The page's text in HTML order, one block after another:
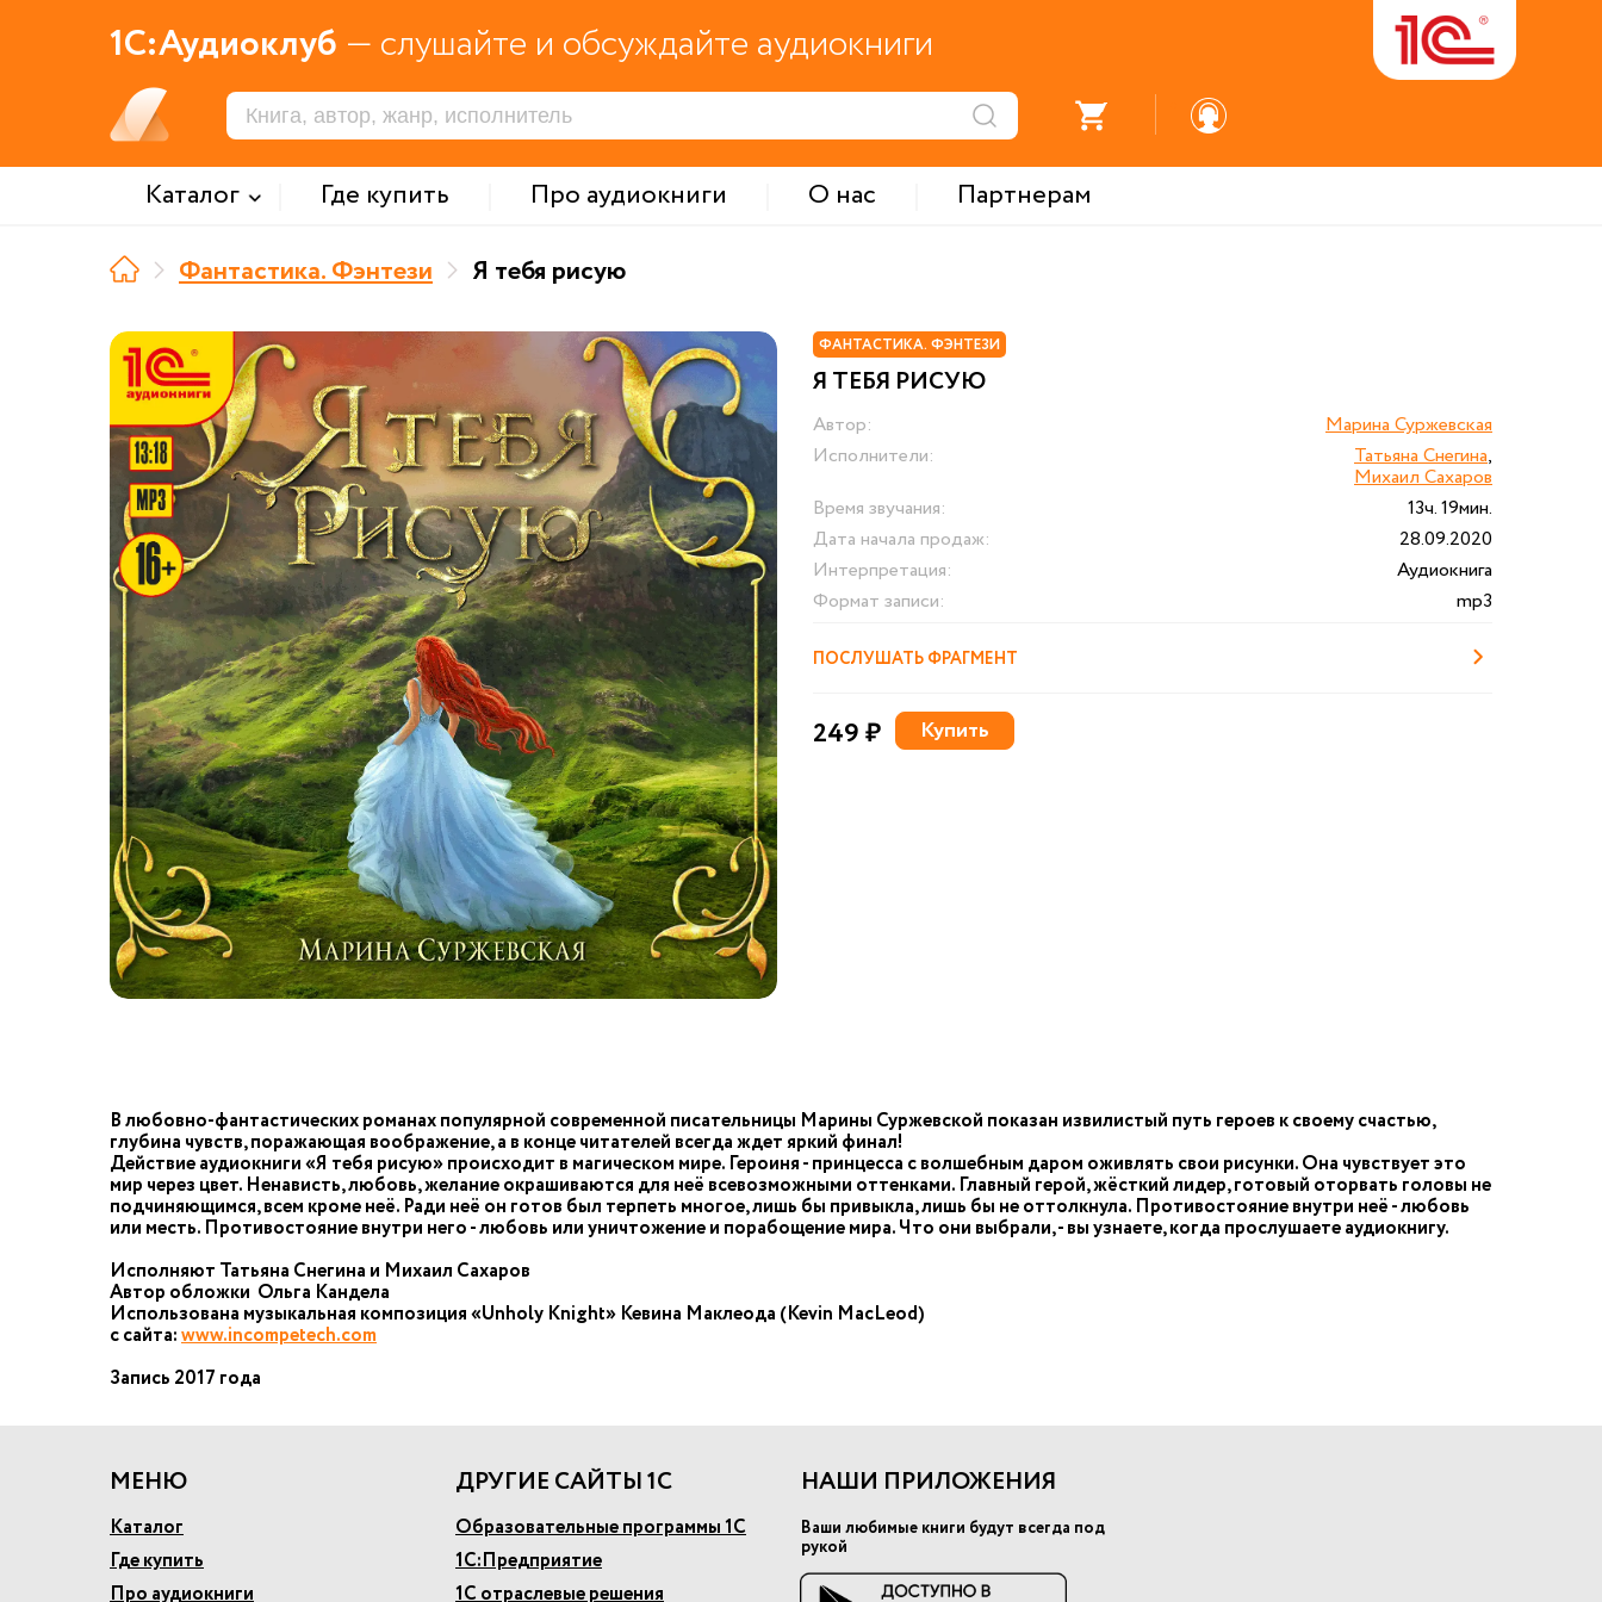
1С:Аудиоклуб — слушайте и обсуждайте аудиокниги
Каталог Где купить Про аудиокниги О нас
Партнерам
Фантастика. Фэнтези
Я тебя рисую
ФАНТАСТИКА. ФЭНТЕЗИ
Я ТЕБЯ РИСУЮ
Автор:
Марина Суржевская
Исполнители:
Татьяна Снегина,
Михаил Сахаров
Время звучания:
13ч. 19мин.
Дата начала продаж:
28.09.2020
Интерпретация:
Аудиокнига
Формат записи:
mp3
ПОСЛУШАТЬ ФРАГМЕНТ
249 ₽ Купить
В любовно-фантастических романах популярной современной писательницы Марины Суржевской показан извилистый путь героев к своему счастью,
глубина чувств, поражающая воображение, а в конце читателей всегда ждет яркий финал!
Действие аудиокниги «Я тебя рисую» происходит в магическом мире. Героиня - принцесса с волшебным даром оживлять свои рисунки. Она чувствует это
мир через цвет. Ненависть, любовь, желание окрашиваются для неё всевозможными оттенками. Главный герой, жёсткий лидер, готовый оторвать головы не
подчиняющимся, всем кроме неё. Ради неё он готов был терпеть многое, лишь бы привыкла, лишь бы не оттолкнула. Противостояние внутри неё - любовь
или месть. Противостояние внутри него - любовь или уничтожение и порабощение мира. Что они выбрали, - вы узнаете, когда прослушаете аудиокнигу.
Исполняют Татьяна Снегина и Михаил Сахаров
Автор обложки Ольга Кандела
Использована музыкальная композиция «Unholy Knight» Кевина Маклеода (Kevin MacLeod)
с сайта:www.incompetech.com
Запись 2017 года
МЕНЮ
Каталог
Где купить
Про аудиокниги
ДРУГИЕ САЙТЫ 1С
Образовательные программы 1С
1С:Предприятие
1С отраслевые решения
НАШИ ПРИЛОЖЕНИЯ
Ваши любимые книги будут всегда под
рукой